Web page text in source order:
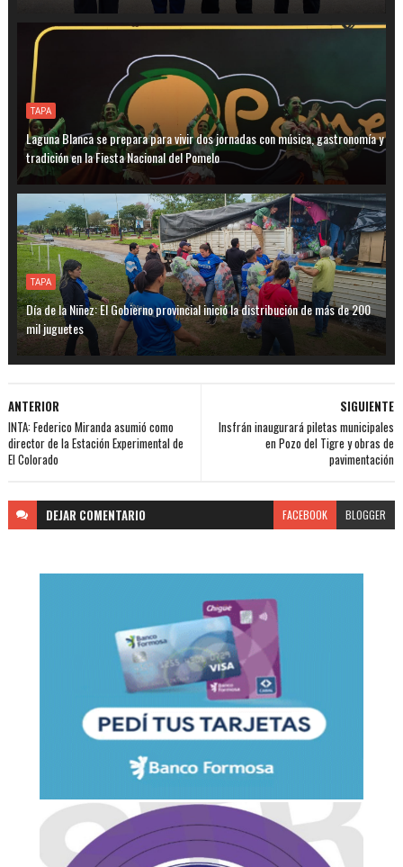
TAPA
Laguna Blanca se prepara para vivir dos jornadas con música, gastronomía y
tradición en la Fiesta Nacional del Pomelo
TAPA
Día de la Niñez: El Gobierno provincial inició la distribución de más de 200
mil juguetes
SIGUIENTE
Insfrán inaugurará piletas municipales
en Pozo del Tigre y obras de
pavimentación
ANTERIOR
INTA: Federico Miranda asumió como
director de la Estación Experimental de
El Colorado
DEJAR COMENTARIO FACEBOOK BLOGGER